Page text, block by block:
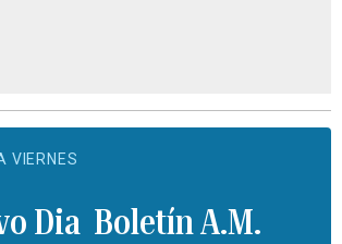
VIERNES
Boletín A.M.